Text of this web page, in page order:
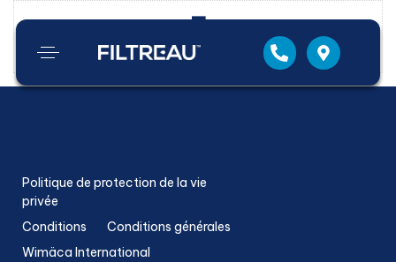
Aucun produit ne correspond à votre sélection.
Politique de protection de la vie
privée
Conditions
Conditions générales
Wimäca International